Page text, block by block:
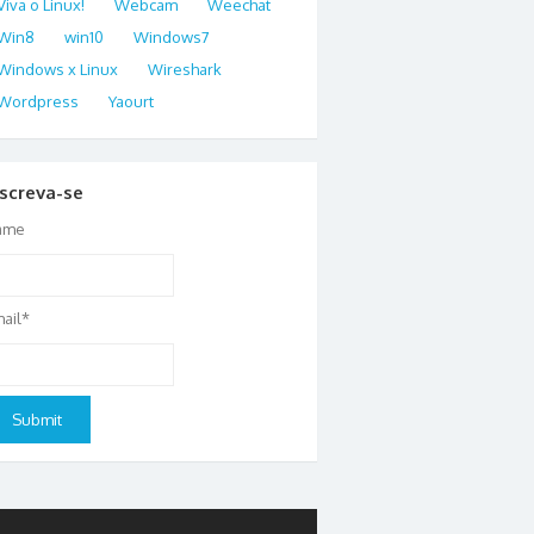
o Linux! Webcam
Weechat
win10
Windows7
x Linux
Wireshark
Yaourt
se